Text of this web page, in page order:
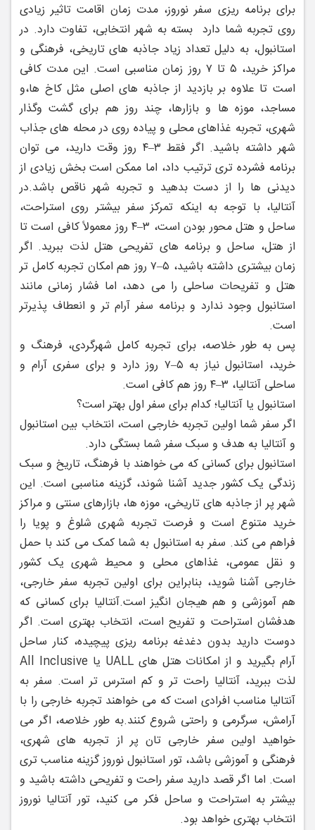
برای برنامه ‌ریزی سفر نوروز، مدت زمان اقامت تاثیر زیادی
روی تجربه شما دارد بسته به شهر انتخابی، تفاوت دارد. در
استانبول، به دلیل تعداد زیاد جاذبه ‌های تاریخی، فرهنگی و
مراکز خرید، ۵ تا ۷ روز زمان مناسبی است. این مدت کافی
است تا علاوه بر بازدید از جاذبه ‌های اصلی مثل کاخ ‌ها،و
مساجد، موزه ‌ها و بازارها، چند روز هم برای گشت ‌وگذار
شهری، تجربه غذاهای محلی و پیاده ‌روی در محله ‌های جذاب
شهر داشته باشید. اگر فقط ۳–۴ روز وقت دارید، می ‌توان
برنامه فشرده‌ تری ترتیب داد، اما ممکن است بخش زیادی از
دیدنی ‌ها را از دست بدهید و تجربه شهر ناقص باشد.در
آنتالیا، با توجه به اینکه تمرکز سفر بیشتر روی استراحت،
ساحل و هتل‌ محور بودن است، ۳–۴ روز معمولاً کافی است تا
از هتل، ساحل و برنامه ‌های تفریحی هتل لذت ببرید. اگر
زمان بیشتری داشته باشید، ۵–۷ روز هم امکان تجربه کامل ‌تر
هتل و تفریحات ساحلی را می ‌دهد، اما فشار زمانی مانند
استانبول وجود ندارد و برنامه سفر آرام ‌تر و انعطاف ‌پذیرتر
است.
پس به طور خلاصه، برای تجربه کامل شهرگردی، فرهنگ و
خرید، استانبول نیاز به ۵–۷ روز دارد و برای سفری آرام و
ساحلی آنتالیا، ۳–۴ روز هم کافی است.
استانبول یا آنتالیا؛ کدام برای سفر اول بهتر است؟
اگر سفر شما اولین تجربه خارجی است، انتخاب بین استانبول
و آنتالیا به هدف و سبک سفر شما بستگی دارد.
استانبول برای کسانی که می ‌خواهند با فرهنگ، تاریخ و سبک
زندگی یک کشور جدید آشنا شوند، گزینه مناسبی است. این
شهر پر از جاذبه‌ های تاریخی، موزه ‌ها، بازارهای سنتی و مراکز
خرید متنوع است و فرصت تجربه شهری شلوغ و پویا را
فراهم می‌ کند. سفر به استانبول به شما کمک می‌ کند با حمل‌
و نقل عمومی، غذاهای محلی و محیط شهری یک کشور
خارجی آشنا شوید، بنابراین برای اولین تجربه سفر خارجی،
هم آموزشی و هم هیجان ‌انگیز است.آنتالیا برای کسانی که
هدفشان استراحت و تفریح است، انتخاب بهتری است. اگر
دوست دارید بدون دغدغه برنامه ‌ریزی پیچیده، کنار ساحل
آرام بگیرید و از امکانات هتل ‌های UALL یا All Inclusive
لذت ببرید، آنتالیا راحت ‌تر و کم ‌استرس ‌تر است. سفر به
آنتالیا مناسب افرادی است که می‌ خواهند تجربه خارجی را با
آرامش، سرگرمی و راحتی شروع کنند.به طور خلاصه، اگر می
‌خواهید اولین سفر خارجی ‌تان پر از تجربه‌ های شهری،
فرهنگی و آموزشی باشد، تور استانبول نوروز گزینه مناسب ‌تری
است. اما اگر قصد دارید سفر راحت و تفریحی داشته باشید و
بیشتر به استراحت و ساحل فکر می ‌کنید، تور آنتالیا نوروز
انتخاب بهتری خواهد بود.